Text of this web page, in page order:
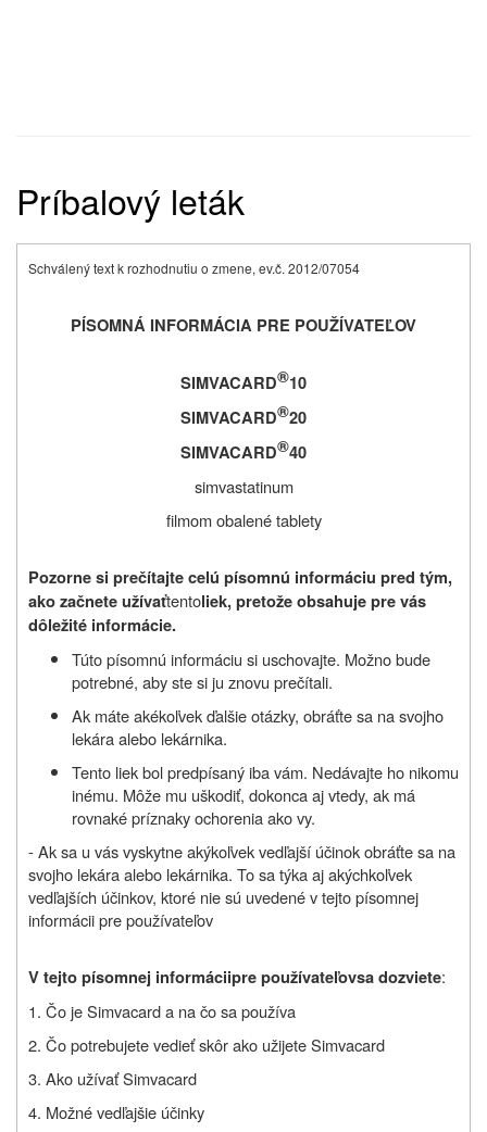
Príbalový leták
Schválený text k rozhodnutiu o zmene, ev.č. 2012/07054
PÍSOMNÁ INFORMÁCIA PRE POUŽÍVATEĽOV
SIMVACARD®10
SIMVACARD®20
SIMVACARD®40
simvastatinum
filmom obalené tablety
Pozorne si prečítajte celú písomnú informáciu pred tým,
ako začnete užívaťtentoliek, pretože obsahuje pre vás
dôležité informácie.
Túto písomnú informáciu si uschovajte. Možno bude
potrebné, aby ste si ju znovu prečítali.
Ak máteakékoľvekďalšie otázky, obráťte sa na svojho
lekára alebo lekárnika.
Tento liek bol predpísaný ibavám. Nedávajte ho nikomu
inému. Môže mu uškodiť, dokonca aj vtedy, ak má
rovnaké príznaky ochorenia akovy.
- Ak sa u vás vyskytne akýkoľvek vedľajší účinok obráťte sa na
svojho lekára alebo lekárnika. To sa týka aj akýchkoľvek
vedľajších účinkov, ktoré nie sú uvedené v tejto písomnej
informácii pre používateľov
V tejto písomnej informáciipre používateľovsa dozviete:
1. Čo je Simvacard a na čo sa používa
2. Čo potrebujete vedieť skôr ako užijete Simvacard
3. Ako užívať Simvacard
4. Možné vedľajšie účinky